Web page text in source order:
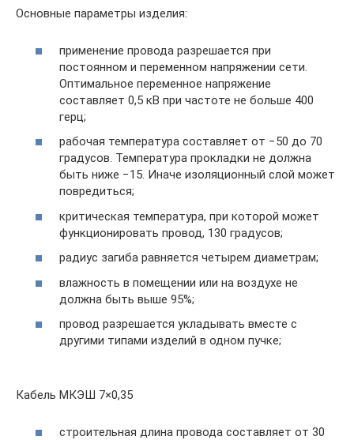
Основные параметры изделия:
применение провода разрешается при
постоянном и переменном напряжении сети.
Оптимальное переменное напряжение
составляет 0,5 кВ при частоте не больше 400
герц;
рабочая температура составляет от −50 до 70
градусов. Температура прокладки не должна
быть ниже −15. Иначе изоляционный слой может
повредиться;
критическая температура, при которой может
функционировать провод, 130 градусов;
радиус загиба равняется четырем диаметрам;
влажность в помещении или на воздухе не
должна быть выше 95%;
провод разрешается укладывать вместе с
другими типами изделий в одном пучке;
Кабель МКЭШ 7×0,35
строительная длина провода составляет от 30